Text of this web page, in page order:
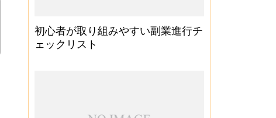
初心者が取り組みやすい副業進行チ
ェックリスト